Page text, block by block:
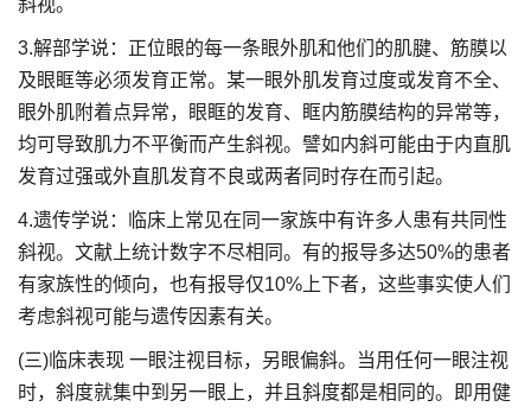
斜视。
3.解部学说：正位眼的每一条眼外肌和他们的肌腱、筋膜以
及眼眶等必须发育正常。某一眼外肌发育过度或发育不全、
眼外肌附着点异常，眼眶的发育、眶内筋膜结构的异常等，
均可导致肌力不平衡而产生斜视。譬如内斜可能由于内直肌
发育过强或外直肌发育不良或两者同时存在而引起。
4.遗传学说：临床上常见在同一家族中有许多人患有共同性
斜视。文献上统计数字不尽相同。有的报导多达50%的患者
有家族性的倾向，也有报导仅10%上下者，这些事实使人们
考虑斜视可能与遗传因素有关。
(三)临床表现 一眼注视目标，另眼偏斜。当用任何一眼注视
时，斜度就集中到另一眼上，并且斜度都是相同的。即用健